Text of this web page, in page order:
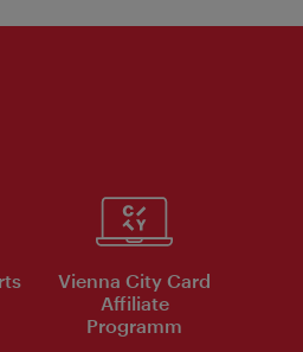
Vienna City Card
Affiliate
Programm